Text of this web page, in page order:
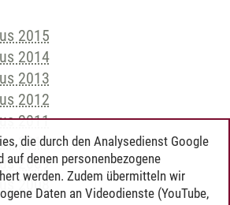
2015
2014
2013
2012
2011
2010
2009
2008
die durch den Analysedienst Google
denen personenbezogene
werden. Zudem übermitteln wir
Daten an Videodienste (YouTube,